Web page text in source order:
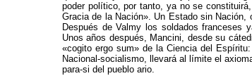
poder político, por tanto, ya no se
Gracia de la Nación». Un Estado sin Nación,
Después de Valmy los soldados franceses
Unos años después, Mancini, desde su
«cogito ergo sum» de la Ciencia del
Nacional-socialismo, llevará al límite el
para-si del pueblo ario.